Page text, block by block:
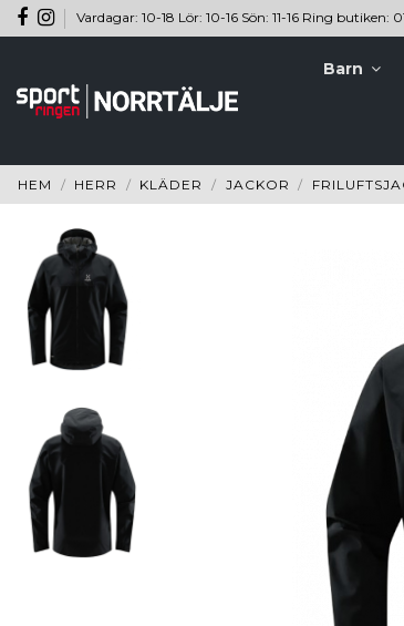
Vardagar: 10-18 Lör: 10-16 Sön: 11-16 Ring butiken:
Barn
HEM HERR KLÄDER JACKOR